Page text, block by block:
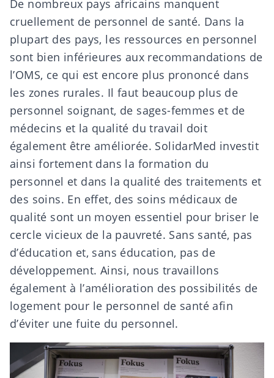
De nombreux pays africains manquent
cruellement de personnel de santé. Dans la
plupart des pays, les ressources en personnel
sont bien inférieures aux recommandations de
l’OMS, ce qui est encore plus prononcé dans
les zones rurales. Il faut beaucoup plus de
personnel soignant, de sages-femmes et de
médecins et la qualité du travail doit
également être améliorée. SolidarMed investit
ainsi fortement dans la formation du
personnel et dans la qualité des traitements et
des soins. En effet, des soins médicaux de
qualité sont un moyen essentiel pour briser le
cercle vicieux de la pauvreté. Sans santé, pas
d’éducation et, sans éducation, pas de
développement. Ainsi, nous travaillons
également à l’amélioration des possibilités de
logement pour le personnel de santé afin
d’éviter une fuite du personnel.